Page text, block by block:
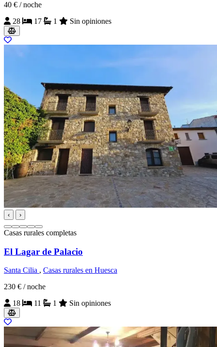
40 € / noche
28
17 1 Sin opiniones
‹ ›
Casas rurales completas
El Lagar de Palacio
Santa Cilia , Casas rurales en Huesca
230 € / noche
18
11 1 Sin opiniones